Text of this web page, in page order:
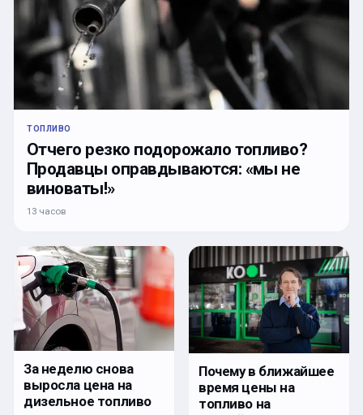
ТОПЛИВО
Отчего резко подорожало топливо?
Продавцы оправдываются: «мы не
виноваты!»
13 часов
За неделю снова
выросла цена на
дизельное топливо
Почему в ближайшее
время цены на
топливо на